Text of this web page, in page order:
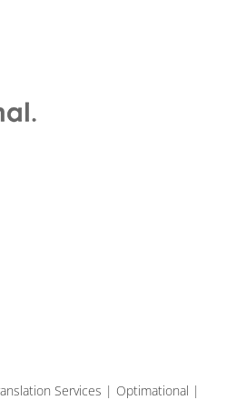
Services | Optimational |